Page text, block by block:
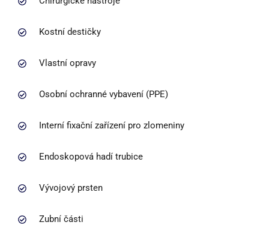
Kostní destičky
Vlastní opravy
Osobní ochranné vybavení (PPE)
Interní fixační zařízení pro zlomeniny
Endoskopová hadí trubice
Vývojový prsten
Zubní části